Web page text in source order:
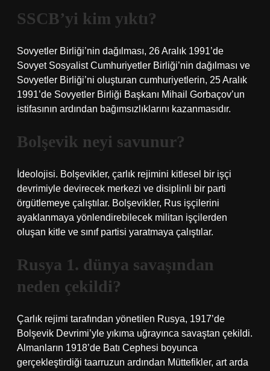
SSCB’yi kim yıktı?
Sovyetler Birliği’nin dağılması, 26 Aralık 1991’de
Sovyet Sosyalist Cumhuriyetler Birliği’nin dağılması ve
Sovyetler Birliği’ni oluşturan cumhuriyetlerin, 25 Aralık
1991’de Sovyetler Birliği Başkanı Mihail Gorbaçov’un
istifasının ardından bağımsızlıklarını kazanmasıdır.
Bolşevik neyi savunur?
İdeolojisi. Bolşevikler, çarlık rejimini kitlesel bir işçi
devrimiyle devirecek merkezi ve disiplinli bir parti
örgütlemeye çalıştılar. Bolşevikler, Rus işçilerini
ayaklanmaya yönlendirebilecek militan işçilerden
oluşan kitle ve sınıf partisi yaratmaya çalıştılar.
Rusya 1. dünya savaşından
neden çekildi?
Çarlık rejimi tarafından yönetilen Rusya, 1917’de
Bolşevik Devrimi’yle yıkıma uğrayınca savaştan çekildi.
Almanların 1918’de Batı Cephesi boyunca
gerçekleştirdiği taarruzun ardından Müttefikler, art arda